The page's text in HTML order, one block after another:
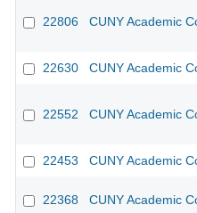
22806 CUNY Academic
22630 CUNY Academic
22552 CUNY Academic
22453 CUNY Academic
22368 CUNY Academic